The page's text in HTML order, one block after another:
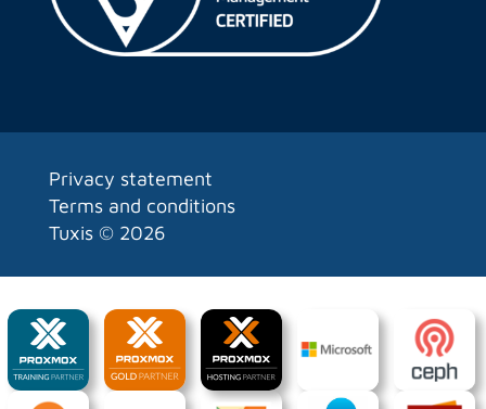
Privacy statement
Terms and conditions
Tuxis © 2026